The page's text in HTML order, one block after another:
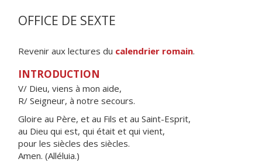
OFFICE DE SEXTE
Revenir aux lectures du calendrier romain.
INTRODUCTION
V/ Dieu, viens à mon aide,
R/ Seigneur, à notre secours.
Gloire au Père, et au Fils et au Saint-Esprit,
au Dieu qui est, qui était et qui vient,
pour les siècles des siècles.
Amen. (Alléluia.)